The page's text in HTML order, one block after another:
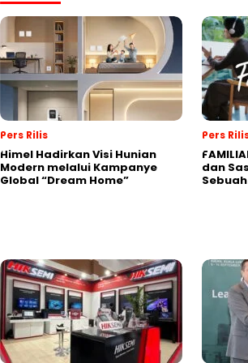
Pers Rilis
Himel Hadirkan Visi Hunian
Modern melalui Kampanye
Global “Dream Home”
Pers
dan